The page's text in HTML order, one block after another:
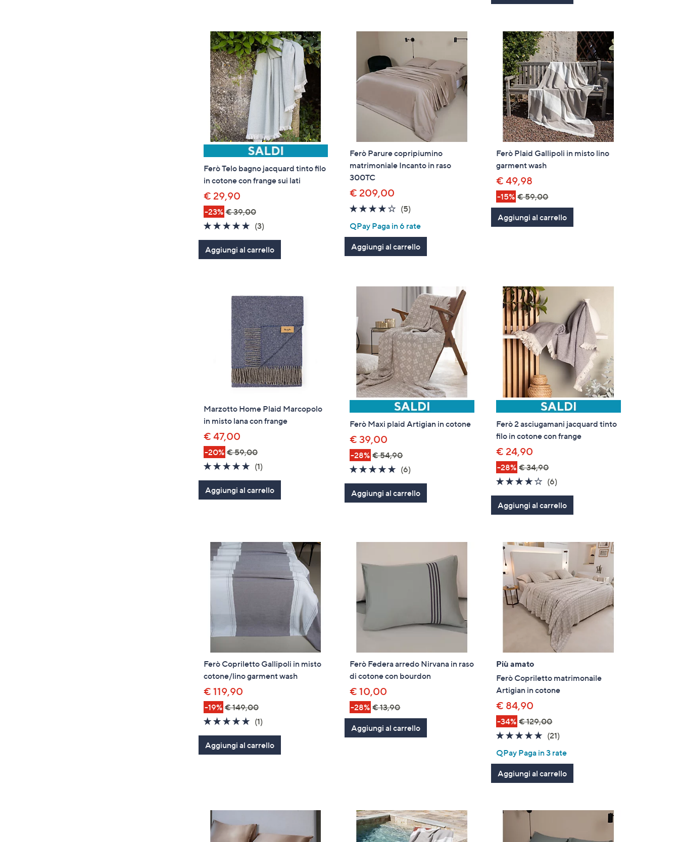
Ferò Telo bagno jacquard tinto filo
in cotone con frange sui lati
€ 29,90
-23% € 39,00
5.0
of
5
Stars
(3)3
Recensioni
Aggiungi al carrello
Ferò Parure copripiumino
matrimoniale Incanto in raso
300TC
€ 209,00
3.8
Stars
(5)
QPay Paga in 6 rate
Aggiungi al carrello
Ferò Plaid Gallipoli in misto lino
garment wash
€ 49,98
-15% € 59,00
Aggiungi al carrello
Marzotto Home Plaid Marcopolo
in misto lana con frange
€ 47,00
-20% € 59,00
5.0
5
Stars
(1)1
Aggiungi al carrello
Ferò Maxi plaid Artigian in cotone
€ 39,00
-28% € 54,90
4.7
5
Stars
(6)
Aggiungi al carrello
Ferò 2 asciugamani jacquard tinto
filo in cotone con frange
€ 24,90
-28% € 34,90
4.0
5
Stars
(6)
Aggiungi al carrello
Ferò Copriletto Gallipoli in misto
cotone/lino garment wash
€ 119,90
-19% € 149,00
5.0
of
5
Stars
(1)1
Recensioni
Aggiungi al carrello
Ferò Federa arredo Nirvana in raso
di cotone con bourdon
€ 10,00
-28% € 13,90
Aggiungi al carrello
Più amato
Ferò Copriletto matrimonaile
Artigian in cotone
€ 84,90
-34% € 129,00
4.9
Stars
(21)
QPay Paga in 3 rate
Aggiungi al carrello